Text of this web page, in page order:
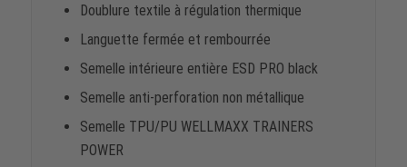
Doublure textile à régulation thermique
Languette fermée et rembourrée
Semelle intérieure entière ESD PRO black
Semelle anti-perforation non métallique
Semelle TPU/PU WELLMAXX TRAINERS
POWER